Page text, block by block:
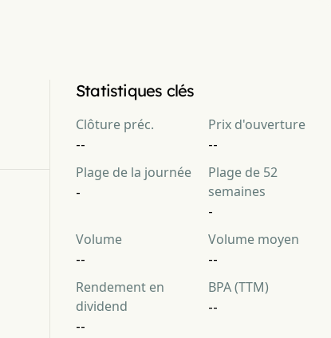
Statistiques clés
Clôture préc.
--
Prix d'ouverture
--
Plage de la journée
-
Plage de 52
semaines
-
Volume
--
Volume moyen
--
Rendement en
dividend
--
BPA (TTM)
--